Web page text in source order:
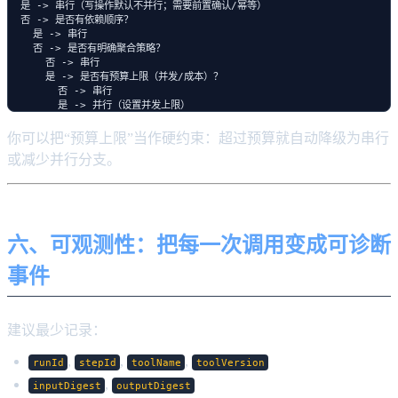
  是 -> 串行（写操作默认不并行；需要前置确认/幂等）
  否 -> 是否有依赖顺序？
    是 -> 串行
    否 -> 是否有明确聚合策略？
      否 -> 串行
      是 -> 是否有预算上限（并发/成本）？
        否 -> 串行
你可以把“预算上限”当作硬约束：超过预算就自动降级为串行
或减少并行分支。
六、可观测性：把每一次调用变成可诊断
事件
建议最少记录：
runId , stepId , toolName , toolVersion
inputDigest , outputDigest